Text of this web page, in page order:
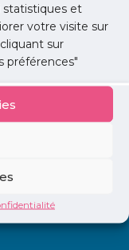
statistiques et
votre visite sur
sur
préférences"